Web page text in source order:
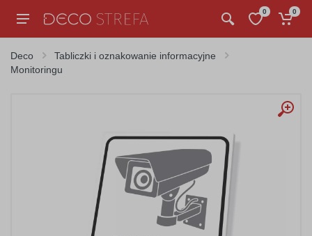
0 0
Deco
Tabliczki i oznakowanie informacyjne
Monitoringu